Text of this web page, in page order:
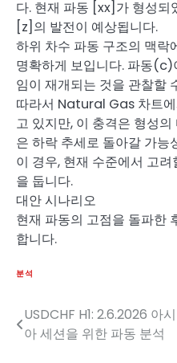
다. 현재 파동 [xx]가 형성되
[z]의 발전이 예상됩니다.
하위 차수 파동 구조의 맥락
명확하게 보입니다. 파동
임이 재개되는 것을 관찰할
따라서 Natural Gas 차트
고 있지만, 이 충격은 형성
은 하락 추세로 돌아갈 가능
이 경우, 현재 수준에서 고
을 둡니다.
대안 시나리오
현재 파동의 고점을 돌파한
합니다.
분석
글
탐
USDCHF H1: 2.6.2026 아시
아 세션을 위한 파동 분석